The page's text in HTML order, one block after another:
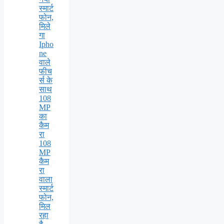
स्मार्ट
फोन,
मिले
गा
Ipho
ne
वाले
फीच
र्स के
साथ
108
MP
का
कैम
रा
108
MP
कैम
रा
वाला
स्मार्ट
फोन,
मिल
रहा